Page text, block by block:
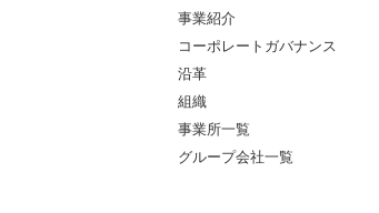
事業紹介
コーポレートガバナンス
沿革
組織
事業所一覧
グループ会社一覧